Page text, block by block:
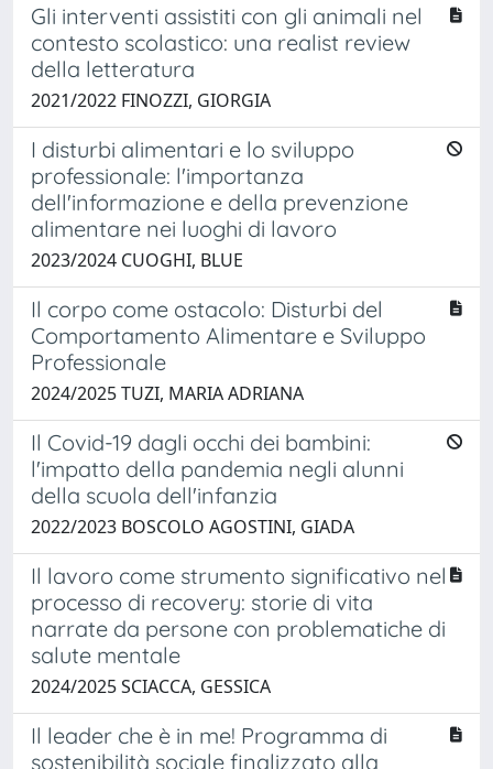
Gli interventi assistiti con gli animali nel
contesto scolastico: una realist review
della letteratura
2021/2022 FINOZZI, GIORGIA
I disturbi alimentari e lo sviluppo
professionale: l'importanza
dell'informazione e della prevenzione
alimentare nei luoghi di lavoro
2023/2024 CUOGHI, BLUE
Il corpo come ostacolo: Disturbi del
Comportamento Alimentare e Sviluppo
Professionale
2024/2025 TUZI, MARIA ADRIANA
Il Covid-19 dagli occhi dei bambini:
l'impatto della pandemia negli alunni
della scuola dell'infanzia
2022/2023 BOSCOLO AGOSTINI, GIADA
Il lavoro come strumento significativo nel
processo di recovery: storie di vita
narrate da persone con problematiche di
salute mentale
2024/2025 SCIACCA, GESSICA
Il leader che è in me! Programma di
sostenibilità sociale finalizzato alla